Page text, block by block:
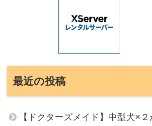
最近の投稿
【ドクターズメイド】中型犬×２